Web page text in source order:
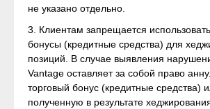
не указано отдельно.
3. Клиентам запрещается
бонусы (кредитные средства) для
позиций. В случае выявления
Vantage оставляет за собой право
торговый бонус (кредитные средства)
полученную в результате